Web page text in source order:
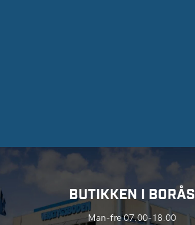
BUTIKKEN I BORÅS
Man-fre 07.00-18.00